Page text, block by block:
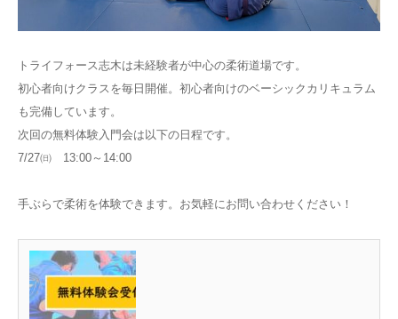
トライフォース志木は未経験者が中心の柔術道場です。
初心者向けクラスを毎日開催。初心者向けのベーシックカリキュラム
も完備しています。
次回の無料体験入門会は以下の日程です。
7/27㈰ 13:00～14:00
手ぶらで柔術を体験できます。お気軽にお問い合わせください！